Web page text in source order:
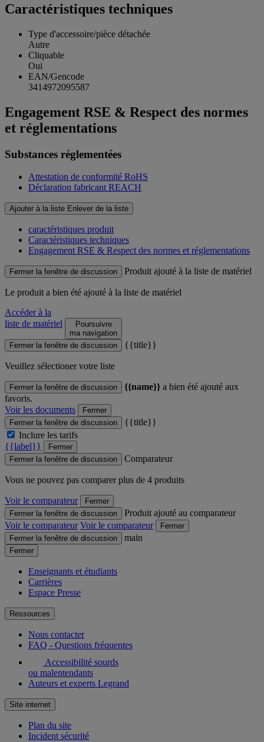
Caractéristiques techniques
Type d'accessoire/pièce détachée
Autre
Cliquable
Oui
EAN/Gencode
3414972095587
Engagement RSE & Respect des normes
et réglementations
Substances réglementées
Attestation de conformité RoHS
Déclaration fabricant REACH
Ajouter à la liste Enlever de la liste
caractéristiques produit
Caractéristiques techniques
Engagement RSE & Respect des normes et réglementations
Fermer la fenêtre de discussion Produit ajouté à la liste de matériel
Le produit a bien été ajouté à la liste de matériel
Accéder à la
liste de matériel
Poursuivre
ma navigation
Fermer la fenêtre de discussion
{{title}}
Veuillez sélectioner votre liste
Fermer la fenêtre de discussion {{name}} a bien été ajouté aux
favoris.
Voir les documents
Fermer
Fermer la fenêtre de discussion
{{title}}
Inclure les tarifs
{{label}}
Fermer
Fermer la fenêtre de discussion
Comparateur
Vous ne pouvez pas comparer plus de 4 produits
Voir le comparateur
Fermer
Fermer la fenêtre de discussion
Produit ajouté au comparateur
Voir le comparateur Voir le comparateur
Fermer
Fermer la fenêtre de discussion
main
Fermer
Enseignants et étudiants
Carrières
Espace Presse
Ressources
Nous contacter
FAQ - Questions fréquentes
Accessibilité sourds
ou malentendants
Auteurs et experts Legrand
Site internet
Plan du site
Incident sécurité